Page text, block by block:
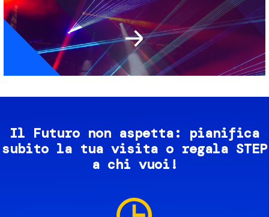
Il Futuro non aspetta: pianifica
subito la tua visita o regala STEP
a chi vuoi!